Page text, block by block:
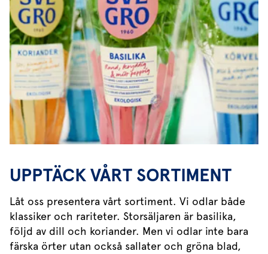
UPPTÄCK VÅRT SORTIMENT
Låt oss presentera vårt sortiment. Vi odlar både
klassiker och rariteter. Storsäljaren är basilika,
följd av dill och koriander. Men vi odlar inte bara
färska örter utan också sallater och gröna blad,